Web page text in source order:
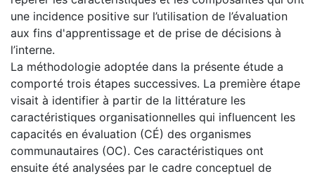
une incidence positive sur l’utilisation de l’évaluation
aux fins d'apprentissage et de prise de décisions à
l’interne.
La méthodologie adoptée dans la présente étude a
comporté trois étapes successives. La première étape
visait à identifier à partir de la littérature les
caractéristiques organisationnelles qui influencent les
capacités en évaluation (CÉ) des organismes
communautaires (OC). Ces caractéristiques ont
ensuite été analysées par le cadre conceptuel de